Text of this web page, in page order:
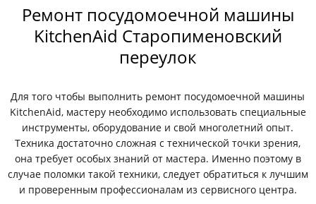
Ремонт посудомоечной машины
KitchenAid Старопименовский
переулок
Для того чтобы выполнить ремонт посудомоечной машины
KitchenAid, мастеру необходимо использовать специальные
инструменты, оборудование и свой многолетний опыт.
Техника достаточно сложная с технической точки зрения,
она требует особых знаний от мастера. Именно поэтому в
случае поломки такой техники, следует обратиться к лучшим
и проверенным профессионалам из сервисного центра.